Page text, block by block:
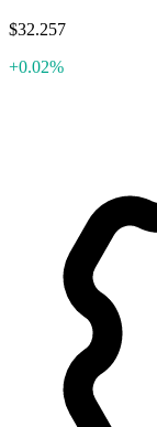
$32.257
+0.02%